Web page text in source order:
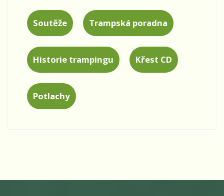
Soutěže Trampská poradna
Historie trampingu Křest CD
Potlachy